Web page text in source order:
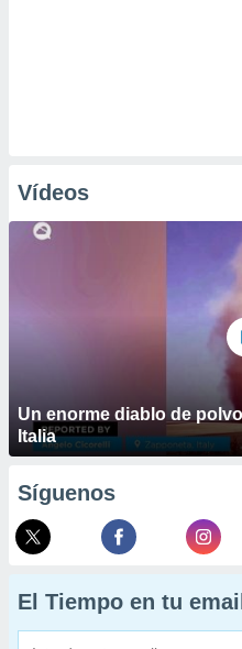
Vídeos
Un enorme diablo de
Italia
Síguenos
El Tiempo en tu email